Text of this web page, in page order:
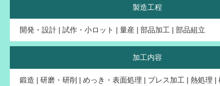
製造工程
開発・設計 | 試作・小ロット | 量産 | 部品加工 | 部品組立
加工内容
鍛造 | 研磨・研削 | めっき・表面処理 | プレス加工 | 熱処理 |